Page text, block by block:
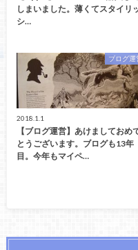
しまいました。薄くてスタイリ
シ…
ブログ運
2018.1.1
【ブログ運営】あけましておめ
とうございます。ブログも13年
目。今年もマイペ…